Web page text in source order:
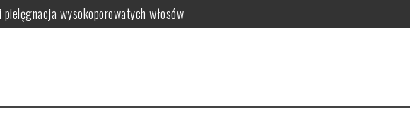
wysokoporowatych włosów
dla skóry
farbowaniu?